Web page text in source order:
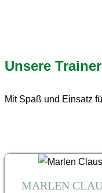
Unsere Trainer
Mit Spaß und Einsatz
MARLEN